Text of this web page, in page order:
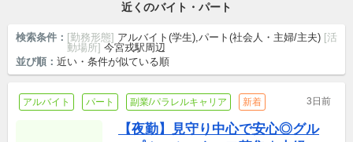
近くのバイト・パート
検索条件： [勤務形態] アルバイト(学生),パート(社会人・主婦/主夫) [活
動場所] 今宮戎駅周辺
並び順： 近い・条件が似ている順
アルバイト パート 副業/パラレルキャリア 新着 3日前
【夜勤】見守り中心で安心◎グル